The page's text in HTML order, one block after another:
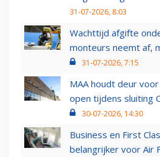
31-07-2026, 8:03
Wachttijd afgifte
monteurs neemt af,
31-07-2026, 7:15
MAA houdt deur
open tijdens sluiting
30-07-2026, 14:30
Business en First
belangrijker voor Air